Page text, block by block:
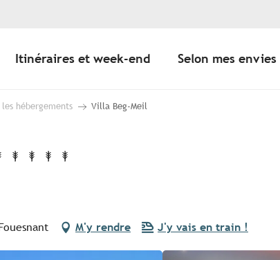
Itinéraires et week-end Selon mes envies
les hébergements Villa Beg-Meil
M'y rendre J'y vais en train !